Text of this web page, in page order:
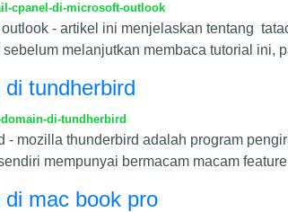
cpanel-di-microsoft-outlook
- artikel ini menjelaskan tentang
melanjutkan membaca tutorial ini,
tundherbird
di-tundherbird
- mozilla thunderbird adalah program
mempunyai bermacam macam
mac book pro